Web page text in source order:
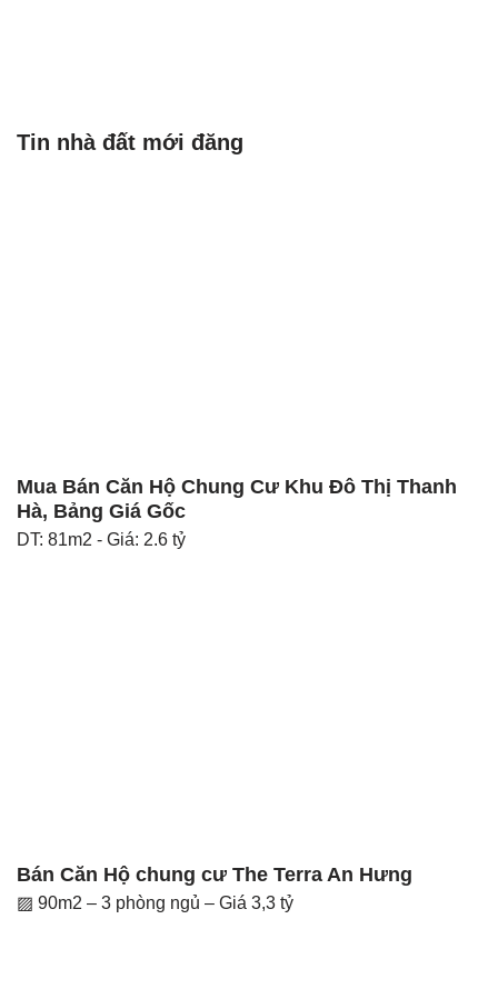
Tin nhà đất mới đăng
Mua Bán Căn Hộ Chung Cư Khu Đô Thị Thanh
Hà, Bảng Giá Gốc
DT: 81m2 - Giá: 2.6 tỷ
Bán Căn Hộ chung cư The Terra An Hưng
▨ 90m2 – 3 phòng ngủ – Giá 3,3 tỷ